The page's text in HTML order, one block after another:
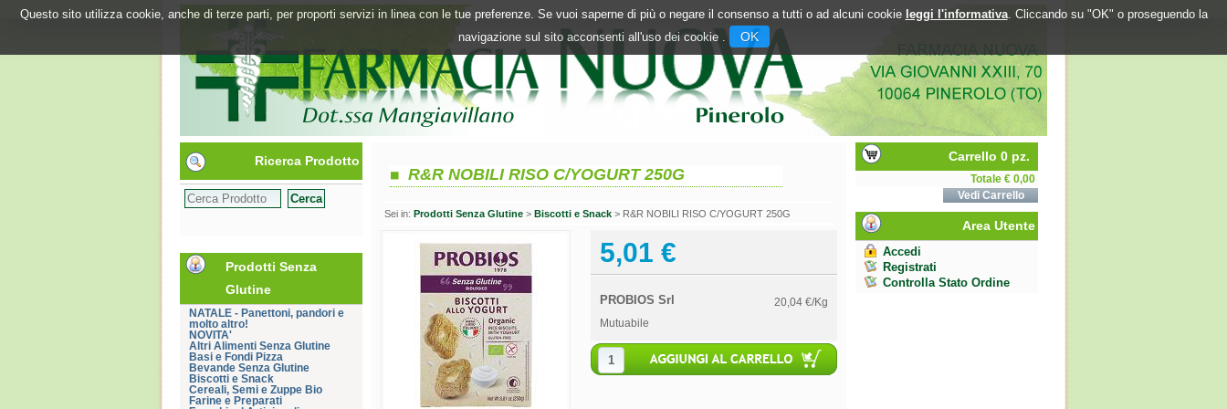
Questo sito utilizza cookie, anche di terze parti, per proporti servizi in linea con le tue preferenze. Se vuoi saperne di più o negare il consenso a tutti o ad alcuni cookie leggi l'informativa. Cliccando su "OK" o proseguendo la
navigazione sul sito acconsenti all'uso dei cookie .
OK
Ricerca Prodotto
Prodotti Senza
Glutine
NATALE - Panettoni, pandori e
molto altro!
NOVITA'
Altri Alimenti Senza Glutine
Basi e Fondi Pizza
Bevande Senza Glutine
Biscotti e Snack
Cereali, Semi e Zuppe Bio
Farine e Preparati
R&R NOBILI RISO C/YOGURT 250G
Sei in: Prodotti Senza Glutine > Biscotti e Snack > R&R NOBILI RISO C/YOGURT 250G
5,01 €
PROBIOS Srl
20,04 €/Kg
Mutuabile
Carrello 0 pz.
Totale € 0,00
Vedi Carrello
Area Utente
Accedi
Registrati
Controlla Stato Ordine